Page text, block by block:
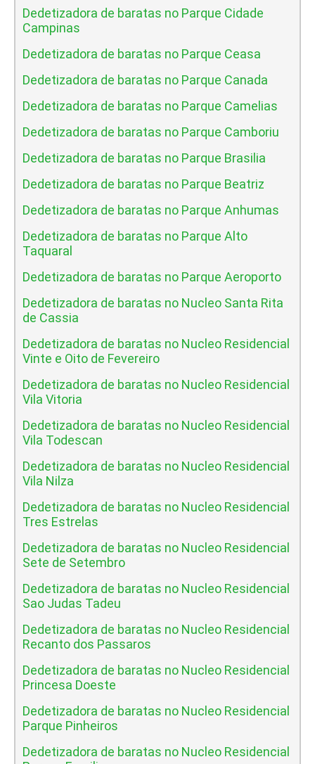
Dedetizadora de baratas no Parque Cidade
Campinas
Dedetizadora de baratas no Parque Ceasa
Dedetizadora de baratas no Parque Canada
Dedetizadora de baratas no Parque Camelias
Dedetizadora de baratas no Parque Camboriu
Dedetizadora de baratas no Parque Brasilia
Dedetizadora de baratas no Parque Beatriz
Dedetizadora de baratas no Parque Anhumas
Dedetizadora de baratas no Parque Alto
Taquaral
Dedetizadora de baratas no Parque Aeroporto
Dedetizadora de baratas no Nucleo Santa Rita
de Cassia
Dedetizadora de baratas no Nucleo Residencial
Vinte e Oito de Fevereiro
Dedetizadora de baratas no Nucleo Residencial
Vila Vitoria
Dedetizadora de baratas no Nucleo Residencial
Vila Todescan
Dedetizadora de baratas no Nucleo Residencial
Vila Nilza
Dedetizadora de baratas no Nucleo Residencial
Tres Estrelas
Dedetizadora de baratas no Nucleo Residencial
Sete de Setembro
Dedetizadora de baratas no Nucleo Residencial
Sao Judas Tadeu
Dedetizadora de baratas no Nucleo Residencial
Recanto dos Passaros
Dedetizadora de baratas no Nucleo Residencial
Princesa Doeste
Dedetizadora de baratas no Nucleo Residencial
Parque Pinheiros
Dedetizadora de baratas no Nucleo Residencial